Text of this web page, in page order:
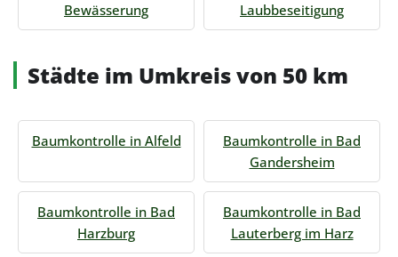
Bewässerung Laubbeseitigung
Städte im Umkreis von 50 km
Baumkontrolle in Alfeld
Baumkontrolle in Bad
Gandersheim
Baumkontrolle in Bad
Harzburg
Baumkontrolle in Bad
Lauterberg im Harz